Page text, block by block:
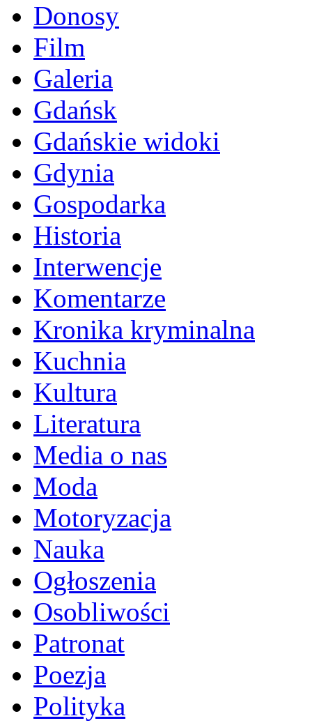
Donosy
Film
Galeria
Gdańsk
Gdańskie widoki
Gdynia
Gospodarka
Historia
Interwencje
Komentarze
Kronika kryminalna
Kuchnia
Kultura
Literatura
Media o nas
Moda
Motoryzacja
Nauka
Ogłoszenia
Osobliwości
Patronat
Poezja
Polityka